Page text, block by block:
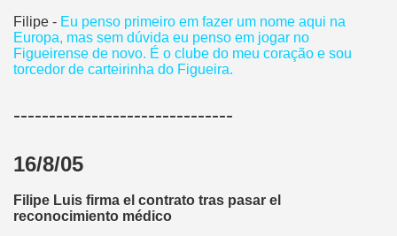
Filipe - Eu penso primeiro em fazer um nome aqui na
Europa, mas sem dúvida eu penso em jogar no
Figueirense de novo. É o clube do meu coração e sou
torcedor de carteirinha do Figueira.
-------------------------------
16/8/05
Filipe Luis firma el contrato tras pasar el
reconocimiento médico